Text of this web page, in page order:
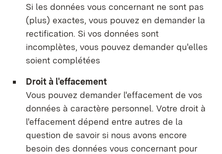
Si les données vous concernant ne sont pas
(plus) exactes, vous pouvez en demander la
rectification. Si vos données sont
incomplètes, vous pouvez demander qu'elles
soient complétées
Droit à l'effacement
Vous pouvez demander l'effacement de vos
données à caractère personnel. Votre droit à
l'effacement dépend entre autres de la
question de savoir si nous avons encore
besoin des données vous concernant pour